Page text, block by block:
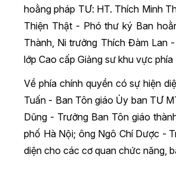
hoằng pháp TƯ: HT. Thích Minh
Thiện Thật - Phó thư ký Ban
Thành, Ni trưởng Thích Đàm Lan
lớp Cao cấp Giảng sư khu vực
Về phía chính quyền có sự hiện
Tuấn - Ban Tôn giáo Ủy ban TƯ
Dũng - Trưởng Ban Tôn giáo
phố Hà Nội; ông Ngô Chí Dược -
diện cho các cơ quan chức năng,